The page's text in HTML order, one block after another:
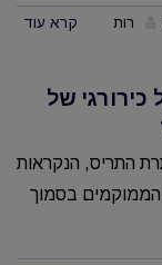
להימנע
בלוטת
רות קרא עוד
של
התריס, הנקראות
הממוקמים בסמוך